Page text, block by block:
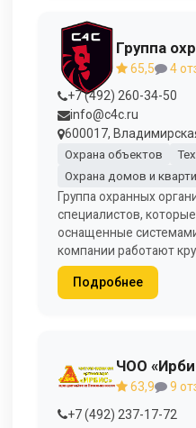
Группа
65,5
4
+7 (492) 260-34-50
info@c4c.ru
600017,
Охрана объектов
Охрана домов и
Группа охранных
специалистов,
оснащенные
компании работают
Подробнее
ЧОО
63,9
9
+7 (492) 237-17-72